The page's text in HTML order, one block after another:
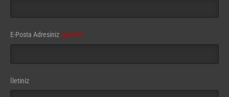
E-Posta Adresiniz (gerekli)
İletiniz